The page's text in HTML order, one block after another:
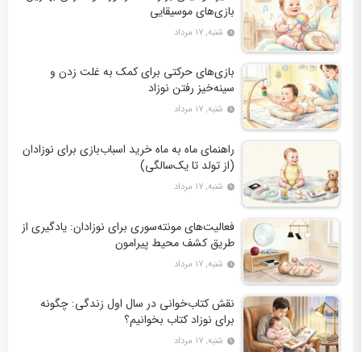
بازی‌های موسیقایی
شنبه, ۱۷ مرداد
بازی‌های حرکتی برای کمک به غلت زدن و
سینه‌خیز رفتن نوزاد
شنبه, ۱۷ مرداد
راهنمای ماه به ماه خرید اسباب‌بازی برای نوزادان
(از تولد تا یک‌سالگی)
شنبه, ۱۷ مرداد
فعالیت‌های مونته‌سوری برای نوزادان: یادگیری از
طریق کشف محیط پیرامون
شنبه, ۱۷ مرداد
نقش کتاب‌خوانی در سال اول زندگی: چگونه
برای نوزاد کتاب بخوانیم؟
شنبه, ۱۷ مرداد